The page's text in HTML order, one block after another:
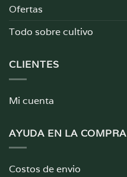
Ofertas
Todo sobre cultivo
CLIENTES
Mi cuenta
AYUDA EN LA COMPRA
Costos de envio